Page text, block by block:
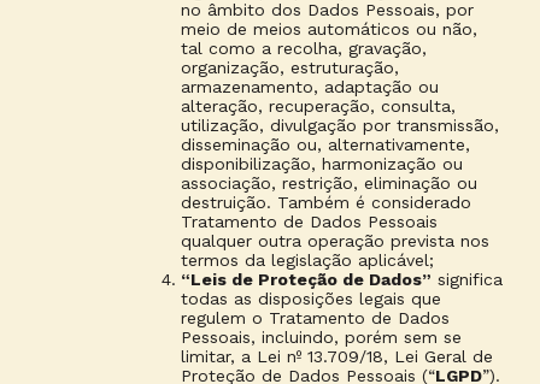
no âmbito dos Dados Pessoais, por
meio de meios automáticos ou não,
tal como a recolha, gravação,
organização, estruturação,
armazenamento, adaptação ou
alteração, recuperação, consulta,
utilização, divulgação por transmissão,
disseminação ou, alternativamente,
disponibilização, harmonização ou
associação, restrição, eliminação ou
destruição. Também é considerado
Tratamento de Dados Pessoais
qualquer outra operação prevista nos
termos da legislação aplicável;
“Leis de Proteção de Dados” significa
todas as disposições legais que
regulem o Tratamento de Dados
Pessoais, incluindo, porém sem se
limitar, a Lei nº 13.709/18, Lei Geral de
Proteção de Dados Pessoais (“LGPD”).